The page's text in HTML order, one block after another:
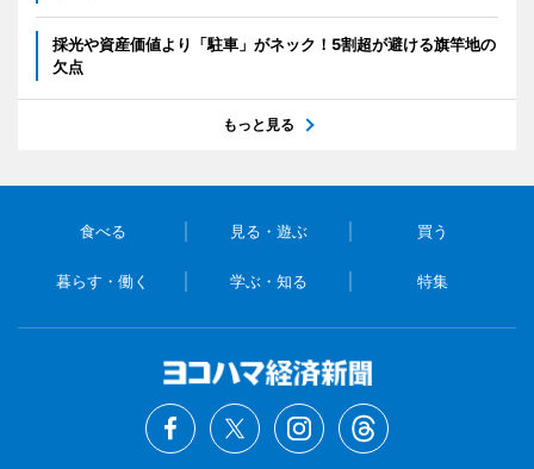
採光や資産価値より「駐車」がネック！5割超が避ける旗竿地の
欠点
もっと見る
食べる 見る・遊ぶ 買う
暮らす・働く 学ぶ・知る 特集